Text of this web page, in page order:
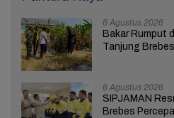
6 Agustus 2026
Bakar Rumput
Tanjung
6 Agustus 2026
SIPJAMAN
Brebes